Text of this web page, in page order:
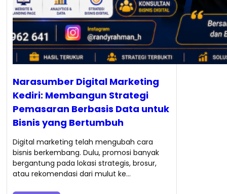
Narasumber Digital Marketing
Kediri: Membangun Strategi
Pemasaran Berbasis Data untuk
Bisnis yang Bertumbuh
Digital marketing telah mengubah cara
bisnis berkembang. Dulu, promosi banyak
bergantung pada lokasi strategis, brosur,
atau rekomendasi dari mulut ke…